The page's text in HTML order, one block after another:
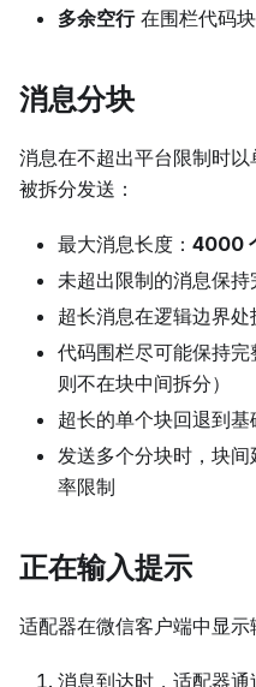
多余空行在围栏代码
消息分块
消息在不超出平台限制时
被拆分发送：
最大消息长度： 4000
未超出限制的消息保
超长消息在逻辑边界处
代码围栏尽可能保持
则不在块中间拆分）
超长的单个块回退到
发送多个分块时，块
率限制
正在输入提示
适配器在微信客户端中显示
消息到达时，适配器通